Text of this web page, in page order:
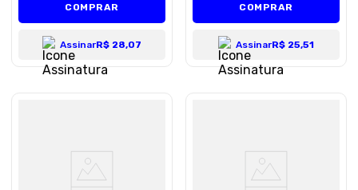
COMPRAR
AssinarR$ 28,07
COMPRAR
AssinarR$ 25,51